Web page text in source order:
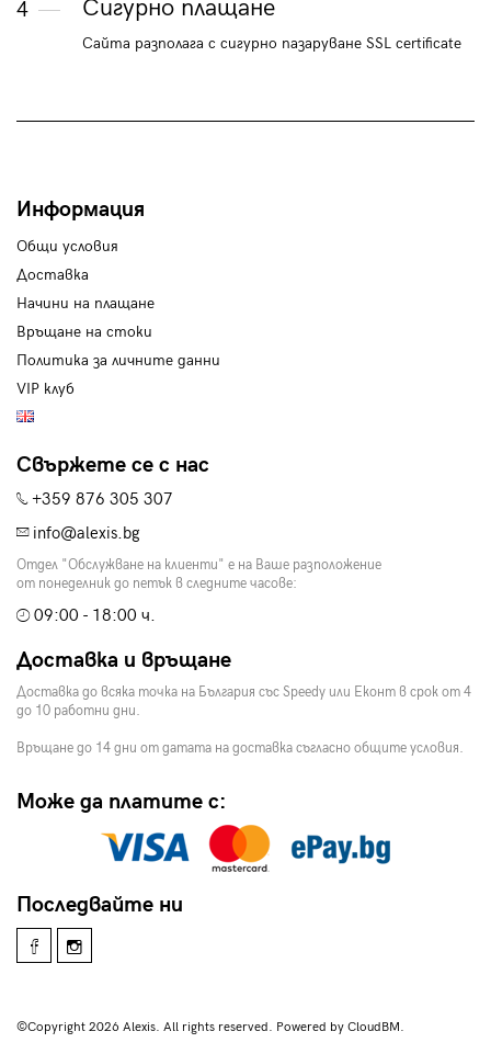
4 Сигурно плащане
Сайта разполага с сигурно пазаруване SSL certificate
Информация
Общи условия
Доставка
Начини на плащане
Връщане на стоки
Политика за личните данни
VIP клуб
Свържете се с нас
+359 876 305 307
info@alexis.bg
Отдел "Обслужване на клиенти" е на Ваше разположение
от понеделник до петък в следните часове:
09:00 - 18:00 ч.
Доставка и връщане
Доставка до всяка точка на България със Speedy или Еконт в срок от 4
до 10 работни дни.
Връщане до 14 дни от датата на доставка съгласно общите условия.
Може да платите с:
Последвайте ни
©Copyright 2026 Alexis. All rights reserved. Powered by CloudBM.